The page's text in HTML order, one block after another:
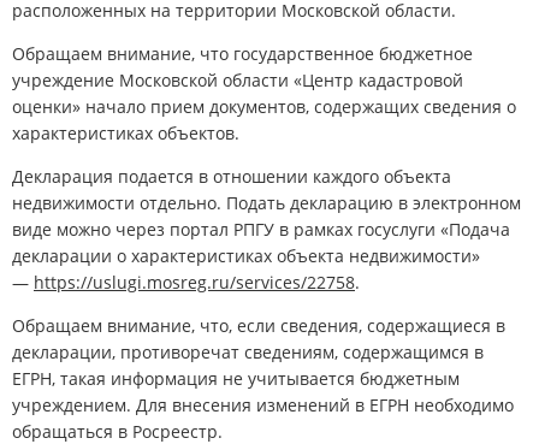
расположенных на территории Московской области.
Обращаем внимание, что государственное бюджетное
учреждение Московской области «Центр кадастровой
оценки» начало прием документов, содержащих сведения о
характеристиках объектов.
Декларация подается в отношении каждого объекта
недвижимости отдельно. Подать декларацию в электронном
виде можно через портал РПГУ в рамках госуслуги «Подача
декларации о характеристиках объекта недвижимости»
— https://uslugi.mosreg.ru/services/22758.
Обращаем внимание, что, если сведения, содержащиеся в
декларации, противоречат сведениям, содержащимся в
ЕГРН, такая информация не учитывается бюджетным
учреждением. Для внесения изменений в ЕГРН необходимо
обращаться в Росреестр.